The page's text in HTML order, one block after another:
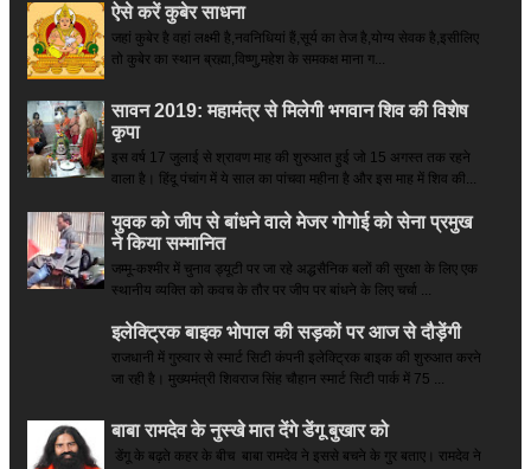
ऐसे करें कुबेर साधना
जहां कुबेर है­ वहां लक्ष्मी है,नवनिधियां हैं,सूर्य का तेज है,योग्य सेवक है,इसीलिए
तो कुबेर का स्थान ब्रह्मा,विष्णु,महेश के समकक्ष माना ग...
सावन 2019: महामंत्र से मिलेगी भगवान शिव की विशेष
कृपा
इस वर्ष 17 जुलाई से श्रावण माह की शुरुआत हुई जो 15 अगस्त तक रहने
वाला है। हिंदू पंचांग में ये साल का पांचवा महीना है और इस माह में शिव की...
युवक को जीप से बांधने वाले मेजर गोगोई को सेना प्रमुख
ने किया सम्‍मानित
जम्मू-कश्मीर में चुनाव ड्यूटी पर जा रहे अद्धसैनिक बलों की सुरक्षा के लिए एक
स्थानीय व्यक्ति को कवच के तौर पर जीप पर बांधने के लिए चर्चा ...
इलेक्ट्रिक बाइक भोपाल की सड़कों पर आज से दौड़ेंगी
राजधानी में गुरुवार से स्मार्ट सिटी कंपनी इलेक्ट्रिक बाइक की शुरुआत करने
जा रही है। मुख्यमंत्री शिवराज सिंह चौहान स्मार्ट सिटी पार्क में 75 ...
बाबा रामदेव के नुस्खे मात देंगे डेंगू बुखार को
डेंगू के बढ़ते कहर के बीच बाबा रामदेव ने इससे बचने के गुर बताए। रामदेव ने